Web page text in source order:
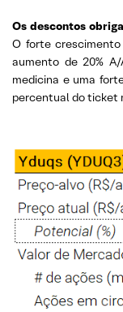
Os descontos
O forte
aumento de 20%
medicina e uma
percentual do ticket